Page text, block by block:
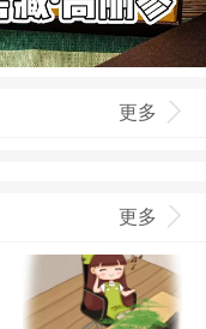
更多
更多